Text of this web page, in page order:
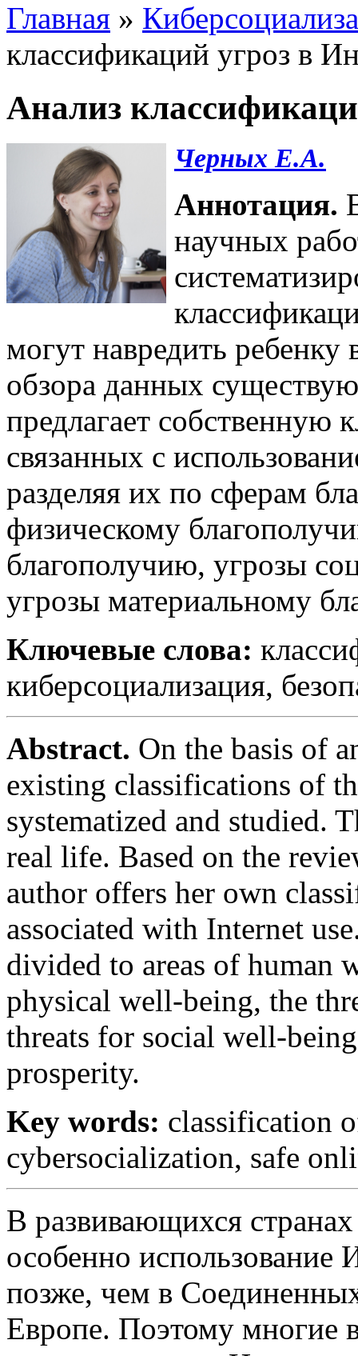
Главная »
классификаций угроз в
Анализ
Черных Е.А.
Аннотация.
научных
могут навредить
обзора данных
предлагает собственную
связанных с
разделяя их по сферам
физическому
благополучию, угрозы
угрозы материальному
Ключевые слова:
киберсоциализация,
Abstract. On the basis of
existing classifications of
systematized and studied.
real life. Based on the
author offers her own
associated with Internet
divided to areas of human
physical well-being, the
threats for social well-
prosperity.
Key words: classification
cybersocialization, safe
В развивающихся
особенно использование
позже, чем в
Европе. Поэтому многие